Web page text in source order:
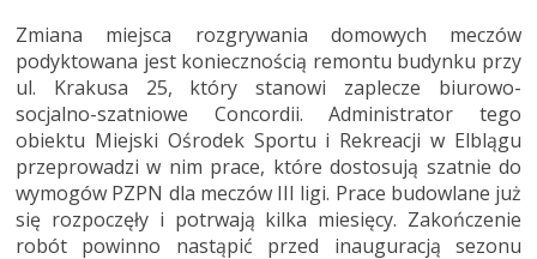
Zmiana miejsca rozgrywania domowych meczów
podyktowana jest koniecznością remontu budynku przy
ul. Krakusa 25, który stanowi zaplecze biurowo-
socjalno-szatniowe Concordii. Administrator tego
obiektu Miejski Ośrodek Sportu i Rekreacji w Elblągu
przeprowadzi w nim prace, które dostosują szatnie do
wymogów PZPN dla meczów III ligi. Prace budowlane już
się rozpoczęły i potrwają kilka miesięcy. Zakończenie
robót powinno nastąpić przed inauguracją sezonu